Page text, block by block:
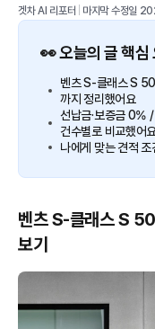
겟차 AI 리포터 마지막 수정일
👀 오늘의 글 핵심
벤츠 S-클래스 S
까지 정리했어요
선납금·보증금 0%
건수별로 비교했어요
나에게 맞는 견적
벤츠 S-클래스 S
보기